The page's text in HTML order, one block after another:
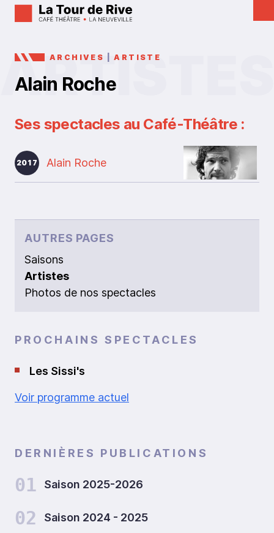
ARCHIVES |ARTISTE
Alain Roche
Ses spectacles au Café-Théâtre :
2017 Alain Roche
AUTRES PAGES
Saisons
Artistes
Photos de nos spectacles
PROCHAINS SPECTACLES
Les Sissi's
Voir programme actuel
DERNIÈRES PUBLICATIONS
01 Saison 2025-2026
02 Saison 2024 - 2025